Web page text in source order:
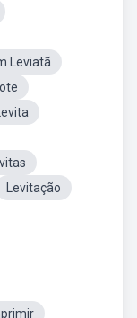
Leviatã
Levitação